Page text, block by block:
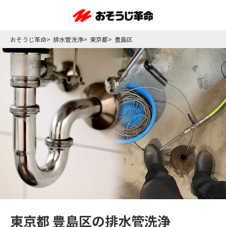
おそうじ革命 排水管洗浄 東京都 豊島区
東京都 豊島区の排水管洗浄